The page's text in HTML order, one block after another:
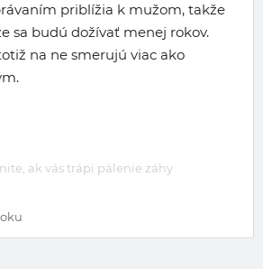
priblížia k mužom, takže
sa budú dožívať menej rokov.
na ne smerujú viac ako
ak vás trápi pálenie záhy